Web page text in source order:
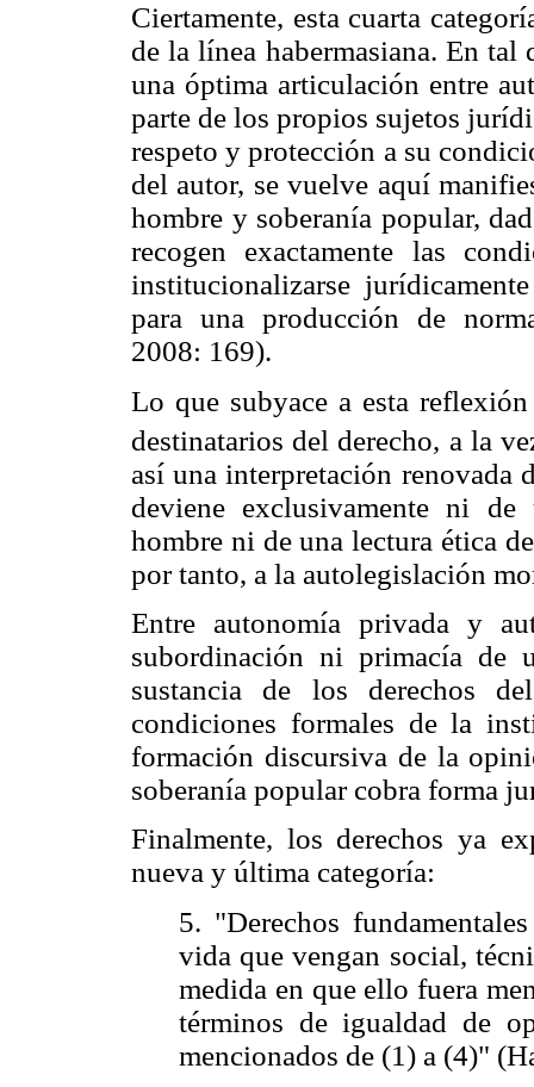
Ciertamente, esta cuarta
de la línea habermasiana. En tal
una óptima articulación entre
parte de los propios sujetos
respeto y protección a su
del autor, se vuelve aquí
hombre y soberanía popular,
recogen exactamente las
institucionalizarse
para una producción de
2008: 169).
Lo que subyace a esta
destinatarios del derecho, a la
así una interpretación renovada
deviene exclusivamente ni
hombre ni de una lectura ética
por tanto, a la autolegislación
Entre autonomía privada y
subordinación ni primacía
sustancia de los derechos
condiciones formales de la
formación discursiva de la
soberanía popular cobra forma
Finalmente, los derechos ya
nueva y última categoría:
5. "Derechos
vida que vengan social,
medida en que ello fuera
términos de igualdad de
mencionados de (1) a (4)"